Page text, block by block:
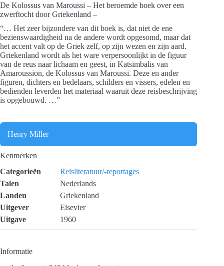
De Kolossus van Maroussi – Het beroemde boek over een
zwerftocht door Griekenland –
“… Het zeer bijzondere van dit boek is, dat niet de ene
bezienswaardigheid na de andere wordt opgesomd, maar dat
het accent valt op de Griek zelf, op zijn wezen en zijn aard.
Griekenland wordt als het ware verpersoonlijkt in de figuur
van de reus naar lichaam en geest, in Katsimbalis van
Amaroussion, de Kolossus van Maroussi. Deze en ander
figuren, dichters en bedelaars, schilders en vissers, edelen en
bedienden leverden het materiaal waaruit deze reisbeschrijving
is opgebouwd. …”
Henry Miller
Kenmerken
Categorieën
Reisliteratuur/-reportages
Talen
Nederlands
Landen
Griekenland
Uitgever
Elsevier
Uitgave
1960
Informatie